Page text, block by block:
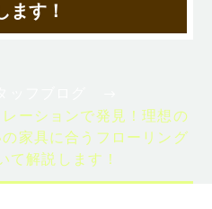
ます！
ーションで発見！理想の
家具に合うフローリング
て解説します！